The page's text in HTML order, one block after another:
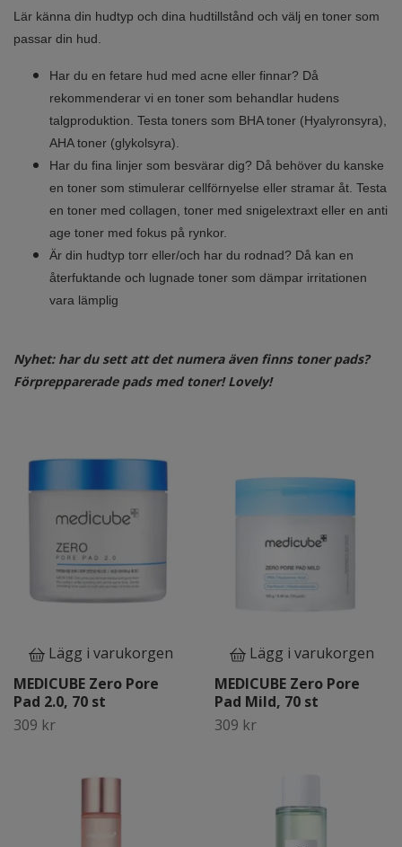
Lär känna din hudtyp och dina hudtillstånd och välj en toner som
passar din hud.
Har du en fetare hud med acne eller finnar? Då
rekommenderar vi en toner som behandlar hudens
talgproduktion. Testa toners som BHA toner (Hyalyronsyra),
AHA toner (glykolsyra).
Har du fina linjer som besvärar dig? Då behöver du kanske
en toner som stimulerar cellförnyelse eller stramar åt. Testa
en toner med collagen, toner med snigelextraxt eller en anti
age toner med fokus på rynkor.
Är din hudtyp torr eller/och har du rodnad? Då kan en
återfuktande och lugnade toner som dämpar irritationen
vara lämplig
Nyhet: har du sett att det numera även finns toner pads?
Förprepparerade pads med toner! Lovely!
Lägg i varukorgen
MEDICUBE Zero Pore
Pad 2.0, 70 st
309 kr
Lägg i varukorgen
MEDICUBE Zero Pore
Pad Mild, 70 st
309 kr